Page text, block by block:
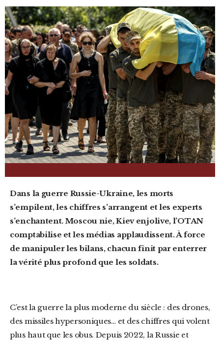
Dans la guerre Russie-Ukraine, les morts
s’empilent, les chiffres s’arrangent et les experts
s’enchantent. Moscou nie, Kiev enjolive, l’OTAN
comptabilise et les médias applaudissent. À force
de manipuler les bilans, chacun finit par enterrer
la vérité plus profond que les soldats.
C’est la guerre la plus moderne du siècle : des drones,
des missiles hypersoniques… et des chiffres qui volent
plus haut que les obus. Depuis 2022, la Russie et